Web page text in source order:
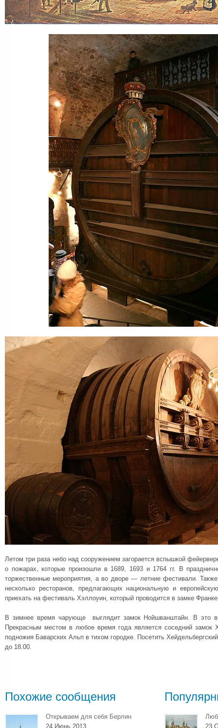
Летом три раза небо над сооружением загорается вспышкой
о пожарах, которые произошли в 1689, 1693 и 1764 гг. В
торжественные мероприятия, а во дворе — летние фестивали.
несколько ресторанов, предлагающих национальную и
приехать на фестиваль Хэллоуин, который проводится в замке
В зимнее время чарующе выглядит замок Нойшванштайн. В это
Прекрасным местом в любое время года является соседний замок
подножия Баварских Альп в тихом городке. Посетить
до 18.00.
Похожие сообщения
Открываем для себя Берлин
24 Июнь 2013
23